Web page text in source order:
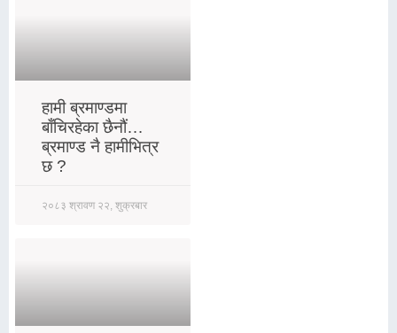
हामी ब्रमाण्डमा
बाँचिरहेका छैनौं…
ब्रमाण्ड नै हामीभित्र
छ ?
२०८३ श्रावण २२, शुक्रबार